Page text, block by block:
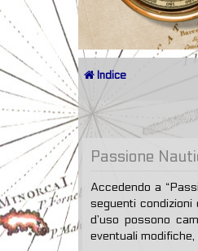
Indice
Passione
Accedendo a
seguenti condizioni
d’uso possono
eventuali